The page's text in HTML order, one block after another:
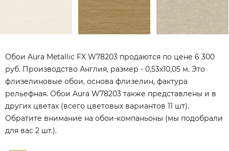
Обои Aura Metallic FX W78203 продаются по цене 6 300
руб. Производство Англия, размер - 0,53x10,05 м. Это
флизелиновые обои, основа флизелин, фактура
рельефная. Обои Aura W78203 также представлены и в
других цветах (всего цветовых вариантов 11 шт).
Обратите внимание на обои-компаньоны (мы подобрали
для вас 2 шт.).